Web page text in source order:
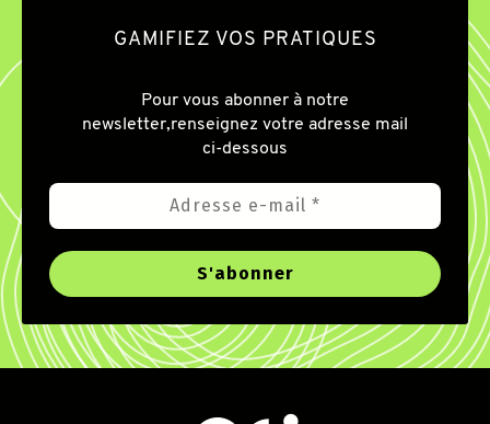
GAMIFIEZ VOS PRATIQUES
Pour vous abonner à notre
newsletter,renseignez votre adresse mail
ci-dessous